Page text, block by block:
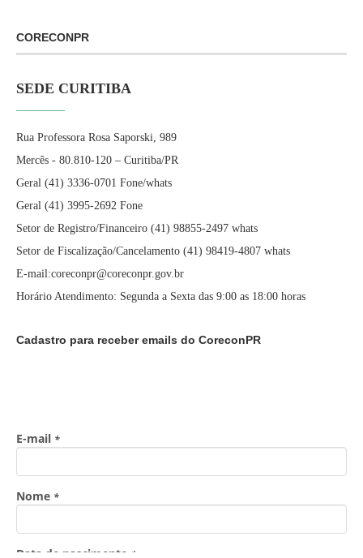
CORECONPR
SEDE CURITIBA
Rua Professora Rosa Saporski, 989
Mercês - 80.810-120 – Curitiba/PR
Geral (41) 3336-0701 Fone/whats
Geral (41) 3995-2692 Fone
Setor de Registro/Financeiro (41) 98855-2497 whats
Setor de Fiscalização/Cancelamento (41) 98419-4807 whats
E-mail:coreconpr@coreconpr.gov.br
Horário Atendimento: Segunda a Sexta das 9:00 as 18:00 horas
Cadastro para receber emails do CoreconPR